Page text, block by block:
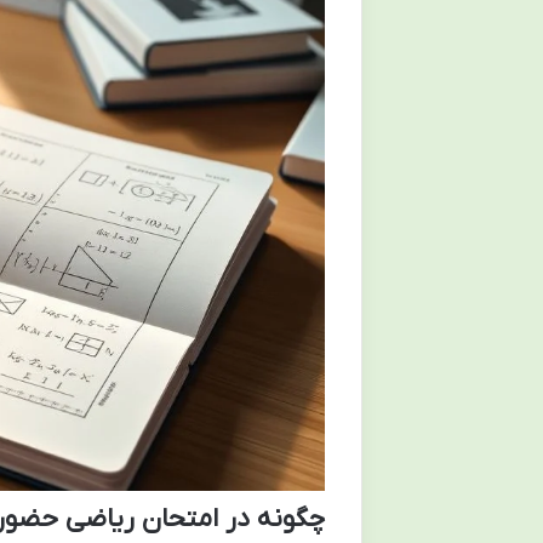
چگونه در امتحان ریاضی حضوری ۲۰